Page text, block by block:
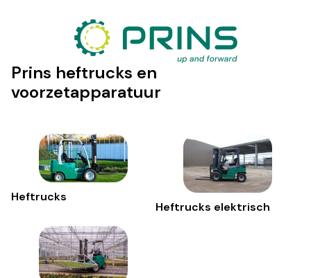
Prins heftrucks en
voorzetapparatuur
Heftrucks
Heftrucks elektrisch